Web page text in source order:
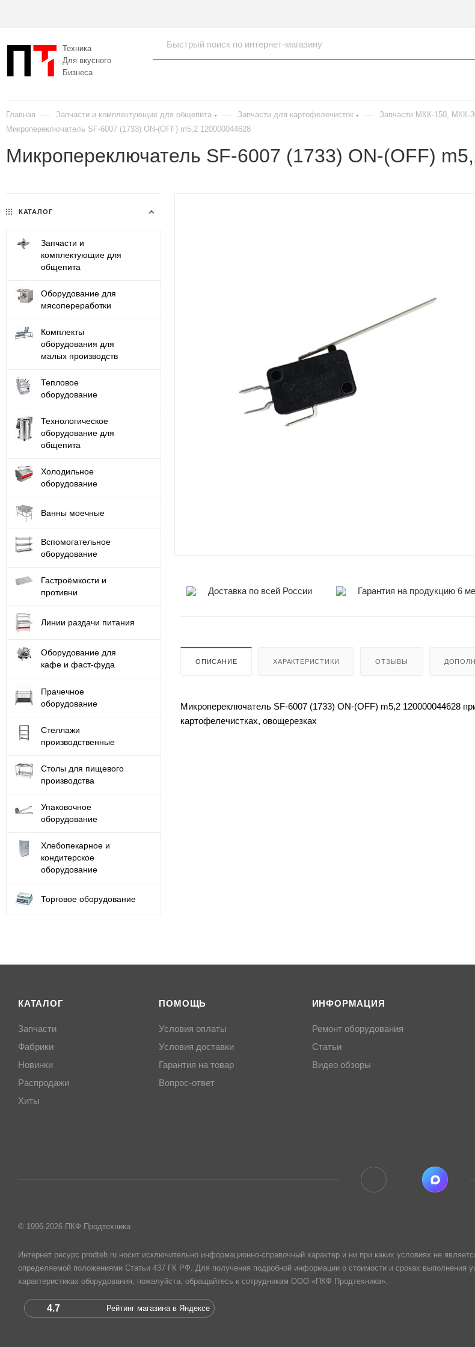
Техника
Для вкусного
Бизнеса
Главная — Запчасти и комплектующие для общепита — Запчасти для картофелечисток — Запчасти МКК-150, МКК-
Микропереключатель SF-6007 (1733) ON-(OFF) m5,2 120000044628
Микропереключатель SF-6007 (1733) ON-(OFF)
Доставка по всей России Гарантия на продукцию 6
ОПИСАНИЕ ХАРАКТЕРИСТИКИ ОТЗЫВЫ
Микропереключатель SF-6007 (1733) ON-(OFF) m5,2 120000044628
картофелечистках, овощерезках
КАТАЛОГ
Запчасти и
комплектующие для
общепита
Оборудование для
мясопереработки
Комплекты
оборудования для
малых производств
Тепловое
оборудование
Технологическое
оборудование для
общепита
Холодильное
оборудование
Ванны моечные
Вспомогательное
оборудование
Гастроёмкости и
противни
Линии раздачи питания
Оборудование для
кафе и фаст-фуда
Прачечное
оборудование
Стеллажи
производственные
Столы для пищевого
производства
Упаковочное
оборудование
Хлебопекарное и
кондитерское
оборудование
Торговое оборудование
КАТАЛОГ
Запчасти
Фабрики
Новинки
Распродажи
Хиты
ПОМОЩЬ
Условия оплаты
Условия доставки
Гарантия на товар
Вопрос-ответ
ИНФОРМАЦИЯ
Ремонт оборудования
Статьи
Видео обзоры
© 1996-2026 ПКФ Продтехника
Интернет ресурс prodteh.ru носит исключительно информационно-справочный характер и ни при каких условиях не
определяемой положениями Статьи 437 ГК РФ. Для получения подробной информации о стоимости и сроках выполнения
характеристиках оборудования, пожалуйста, обращайтесь к сотрудникам ООО «ПКФ Продтехника».
4.7 Рейтинг магазина в Яндексе